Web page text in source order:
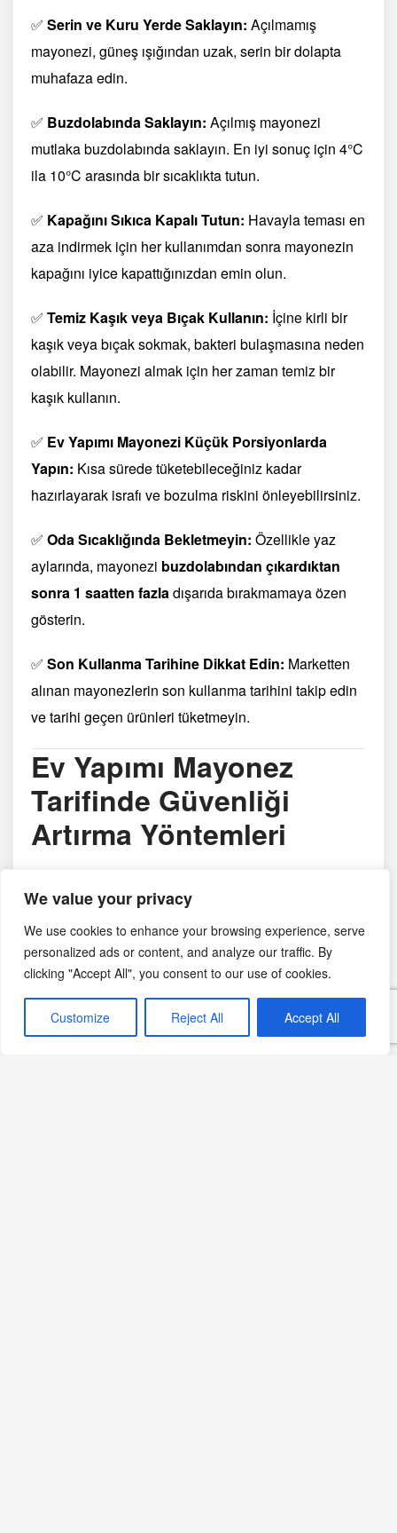
We value your privacy
We use cookies to enhance your browsing experience, serve
personalized ads or content, and analyze our traffic. By
clicking "Accept All", you consent to our use of cookies.
Customize Reject All Accept All
✅ Serin ve Kuru Yerde Saklayın: Açılmamış
mayonezi, güneş ışığından uzak, serin bir dolapta
muhafaza edin.
✅ Buzdolabında Saklayın: Açılmış mayonezi
mutlaka buzdolabında saklayın. En iyi sonuç için 4°C
ila 10°C arasında bir sıcaklıkta tutun.
✅ Kapağını Sıkıca Kapalı Tutun: Havayla teması en
aza indirmek için her kullanımdan sonra mayonezin
kapağını iyice kapattığınızdan emin olun.
✅ Temiz Kaşık veya Bıçak Kullanın: İçine kirli bir
kaşık veya bıçak sokmak, bakteri bulaşmasına neden
olabilir. Mayonezi almak için her zaman temiz bir
kaşık kullanın.
✅ Ev Yapımı Mayonezi Küçük Porsiyonlarda
Yapın: Kısa sürede tüketebileceğiniz kadar
hazırlayarak israfı ve bozulma riskini önleyebilirsiniz.
✅ Oda Sıcaklığında Bekletmeyin: Özellikle yaz
aylarında, mayonezi buzdolabından çıkardıktan
sonra 1 saatten fazladışarıda bırakmamaya özen
gösterin.
✅ Son Kullanma Tarihine Dikkat Edin: Marketten
alınan mayonezlerin son kullanma tarihini takip edin
ve tarihi geçen ürünleri tüketmeyin.
Ev Yapımı Mayonez
Tarifinde Güvenliği
Artırma Yöntemleri
önemlidir. Daha güvenli bir mayonez hazırlamak için
aşağıdaki önerilere göz atabilirsiniz:
Pastörize Yumurta Kullanın: Çiğ yumurtadan
için pastörize yumurta tercih edebilirsiniz.